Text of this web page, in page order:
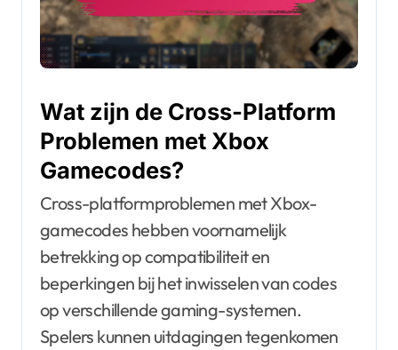
Wat zijn de Cross-Platform
Problemen met Xbox
Gamecodes?
Cross-platformproblemen met Xbox-
gamecodes hebben voornamelijk
betrekking op compatibiliteit en
beperkingen bij het inwisselen van codes
op verschillende gaming-systemen.
Spelers kunnen uitdagingen tegenkomen